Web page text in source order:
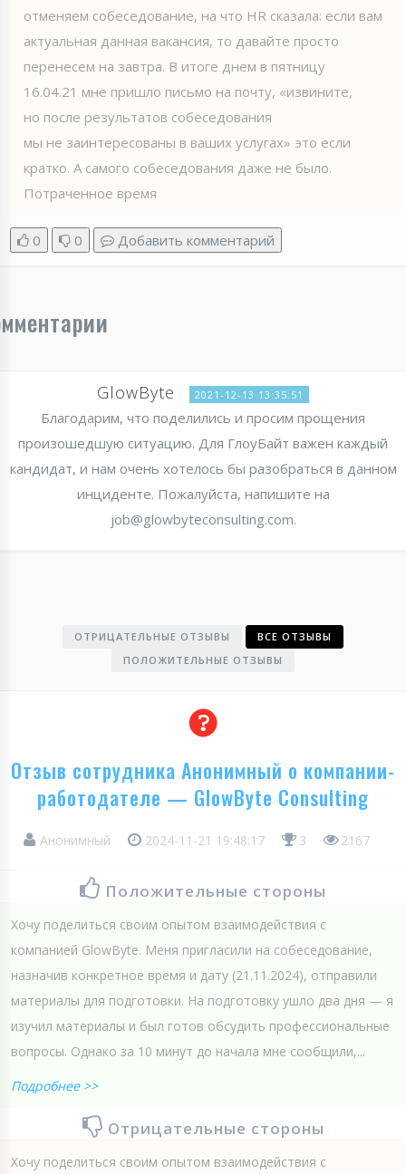
отменяем собеседование, на что HR сказала: если вам
актуальная данная вакансия, то давайте просто
перенесем на завтра. В итоге днем в пятницу
16.04.21 мне пришло письмо на почту, «извините,
но после результатов собеседования
мы не заинтересованы в ваших услугах» это если
кратко. А самого собеседования даже не было.
Потраченное время
0 0 Добавить комментарий
GlowByte 2021-12-13 13:35:51
Благодарим, что поделились и просим прощения
произошедшую ситуацию. Для ГлоуБайт важен каждый
кандидат, и нам очень хотелось бы разобраться в данном
инциденте. Пожалуйста, напишите на
job@glowbyteconsulting.com.
ОТРИЦАТЕЛЬНЫЕ ОТЗЫВЫ
ВСЕ ОТЗЫВЫ
ПОЛОЖИТЕЛЬНЫЕ ОТЗЫВЫ
Отзыв сотрудника Анонимный о компании-
работодателе — GlowByte Consulting
Анонимный 2024-11-21 19:48:17 3 2167
Положительные стороны
Хочу поделиться своим опытом взаимодействия с
компанией GlowByte. Меня пригласили на собеседование,
назначив конкретное время и дату (21.11.2024), отправили
материалы для подготовки. На подготовку ушло два дня — я
изучил материалы и был готов обсудить профессиональные
вопросы. Однако за 10 минут до начала мне сообщили,...
Подробнее >>
Отрицательные стороны
Хочу поделиться своим опытом взаимодействия с